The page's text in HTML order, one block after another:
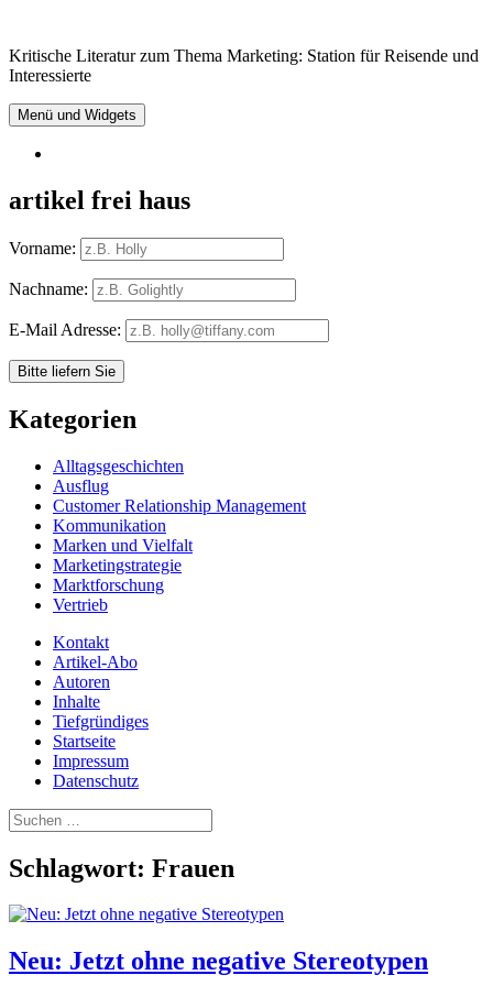
Inhalt
Kritische Literatur zum Thema Marketing: Station für Reisende und
Interessierte
Menü und Widgets
artikel frei haus
Vorname:
Nachname:
E-Mail Adresse:
Kategorien
Alltagsgeschichten
Ausflug
Customer Relationship Management
Kommunikation
Marken und Vielfalt
Marketingstrategie
Marktforschung
Vertrieb
Kontakt
Artikel-Abo
Autoren
Inhalte
Tiefgründiges
Startseite
Impressum
Datenschutz
Suchen
nach:
Schlagwort: Frauen
Neu: Jetzt ohne negative Stereotypen